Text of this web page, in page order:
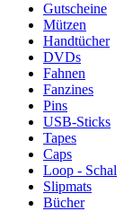
Gutscheine
Mützen
Handtücher
DVDs
Fahnen
Fanzines
Pins
USB-Sticks
Tapes
Caps
Loop - Schal
Slipmats
Bücher